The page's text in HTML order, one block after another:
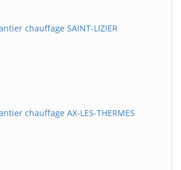
chauffage SAINT-LIZIER
chauffage AX-LES-THERMES